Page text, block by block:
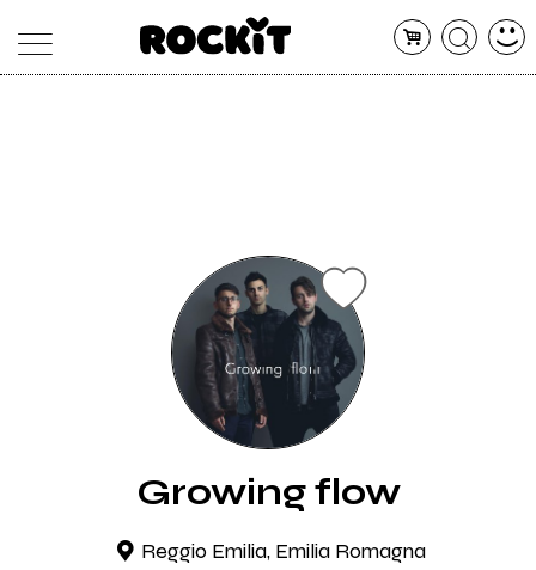
Growing flow
Reggio Emilia, Emilia Romagna